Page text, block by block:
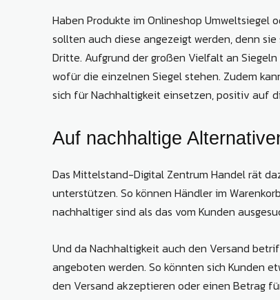
Haben Produkte im Onlineshop
sollten auch diese angezeigt werden, denn
Dritte. Aufgrund der großen Vielfalt an
wofür die einzelnen Siegel stehen. Zudem
sich für Nachhaltigkeit einsetzen, positiv auf
Auf nachhaltige
Das Mittelstand-Digital Zentrum Handel rät
unterstützen. So können Händler im
nachhaltiger sind als das vom Kunden
Und da Nachhaltigkeit auch den Versand
angeboten werden. So könnten sich Kunden
den Versand akzeptieren oder einen Betrag